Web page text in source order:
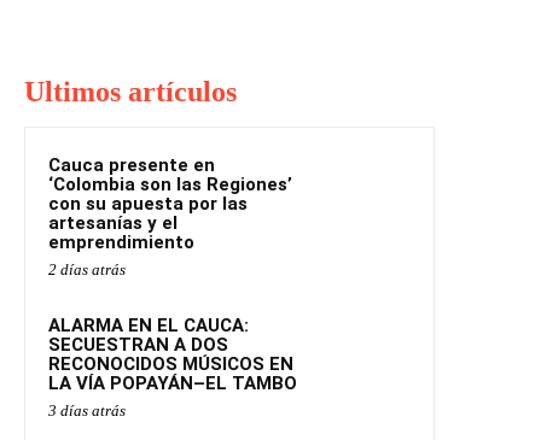
Ultimos artículos
Cauca presente en
‘Colombia son las Regiones’
con su apuesta por las
artesanías y el
emprendimiento
2 días atrás
ALARMA EN EL CAUCA:
SECUESTRAN A DOS
RECONOCIDOS MÚSICOS EN
LA VÍA POPAYÁN–EL TAMBO
3 días atrás